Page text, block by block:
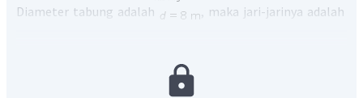
Diameter tabung adalah
, maka jari-jarinya adalah